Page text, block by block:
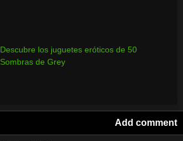
Descubre los juguetes eróticos de 50
Sombras de Grey
Add comment